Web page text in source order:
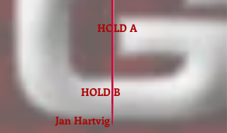
HOLD A
HOLD B
Jan Hartvig